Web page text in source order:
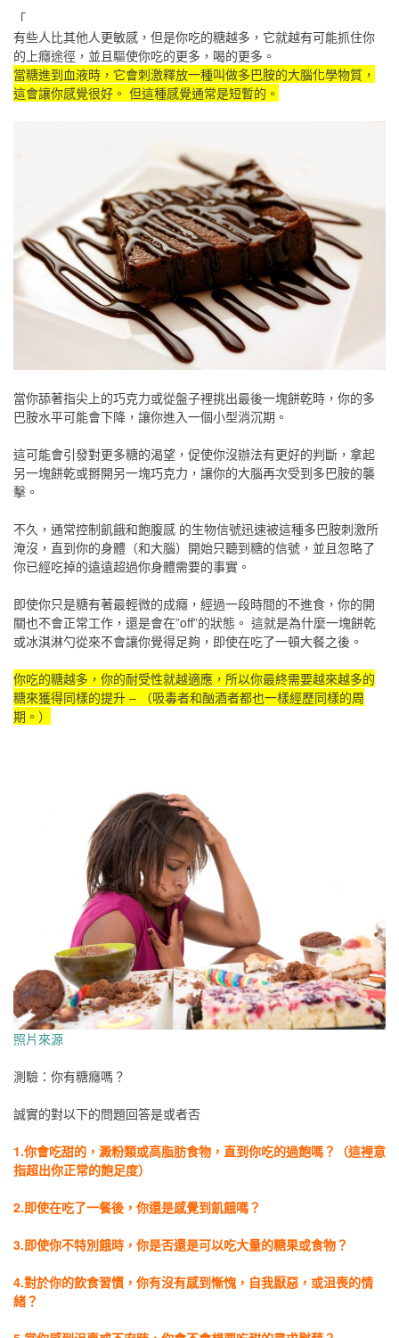
「
有些人比其他人更敏感，但是你吃的糖越多，它就越有可能抓住你
的上癮途徑，並且驅使你吃的更多，喝的更多。
當糖進到血液時，它會刺激釋放一種叫做多巴胺的大腦化學物質，
這會讓你感覺很好。 但這種感覺通常是短暫的。
當你舔著指尖上的巧克力或從盤子裡挑出最後一塊餅乾時，你的多
巴胺水平可能會下降，讓你進入一個小型消沉期。
這可能會引發對更多糖的渴望，促使你沒辦法有更好的判斷，拿起
另一塊餅乾或掰開另一塊巧克力，讓你的大腦再次受到多巴胺的襲
擊。
不久，通常控制飢餓和飽腹感 的生物信號迅速被這種多巴胺刺激所
淹沒，直到你的身體（和大腦）開始只聽到糖的信號，並且忽略了
你已經吃掉的遠遠超過你身體需要的事實。
即使你只是糖有著最輕微的成癮，經過一段時間的不進食，你的開
關也不會正常工作，還是會在”off”的狀態。 這就是為什麼一塊餅乾
或冰淇淋勺從來不會讓你覺得足夠，即使在吃了一頓大餐之後。
你吃的糖越多，你的耐受性就越適應，所以你最終需要越來越多的
糖來獲得同樣的提升 – （吸毒者和酗酒者都也一樣經歷同樣的周
期。）
照片來源
測驗：你有糖癮嗎？
誠實的對以下的問題回答是或者否
1.你會吃甜的，澱粉類或高脂肪食物，直到你吃的過飽嗎？（這裡意
指超出你正常的飽足度）
2.即使在吃了一餐後，你還是感覺到飢餓嗎？
3.即使你不特別餓時，你是否還是可以吃大量的糖果或食物？
4.對於你的飲食習慣，你有沒有感到慚愧，自我厭惡，或沮喪的情
緒？